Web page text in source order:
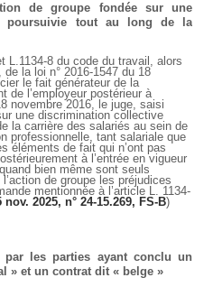
de groupe fondée sur une
poursuivie tout au long de la
L.1134-8 du code du travail, alors
la loi n° 2016-1547 du 18
le fait générateur de la
de l’employeur postérieur à
novembre 2016, le juge, saisi
une discrimination collective
la carrière des salariés au sein de
professionnelle, tant salariale que
éléments de fait qui n’ont pas
à l’entrée en vigueur
bien même sont seuls
de groupe les préjudices
mentionnée à l’article L. 1134-
nov. 2025, n° 24-15.269, FS-B)
les parties ayant conclu un
» et un contrat dit « belge »